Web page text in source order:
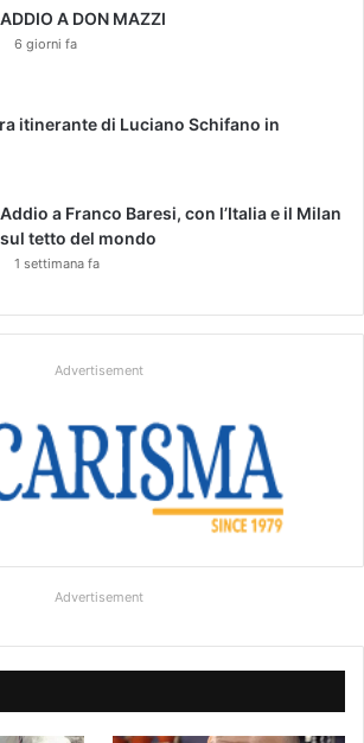
ADDIO A DON MAZZI
6 giorni fa
itinerante di Luciano Schifano in
Addio a Franco Baresi, con l’Italia e il Milan
sul tetto del mondo
1 settimana fa
Advertisement
Advertisement